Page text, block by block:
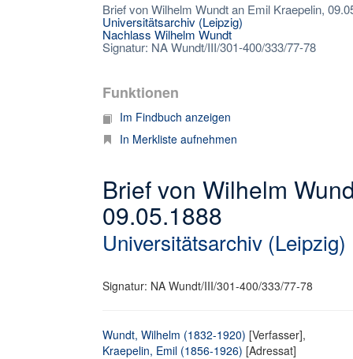
Brief von Wilhelm Wundt an Emil Kraepelin,
Universitätsarchiv (Leipzig)
Nachlass Wilhelm Wundt
Signatur: NA Wundt/III/301-400/333/77-78
Funktionen
Im Findbuch anzeigen
In Merkliste aufnehmen
Brief von Wilhelm
09.05.1888
Universitätsarchiv (Leipzig)
Signatur: NA Wundt/III/301-400/333/77-78
Wundt, Wilhelm (1832-1920) [Verfasser],
Kraepelin, Emil (1856-1926) [Adressat]